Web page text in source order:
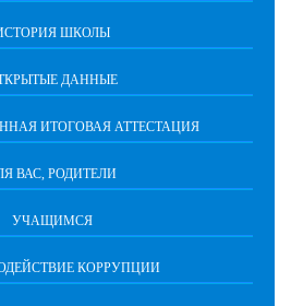
ШКОЛЫ
ДАННЫЕ
ИТОГОВАЯ АТТЕСТАЦИЯ
ВАС, РОДИТЕЛИ
УЧАЩИМСЯ
КОРРУПЦИИ